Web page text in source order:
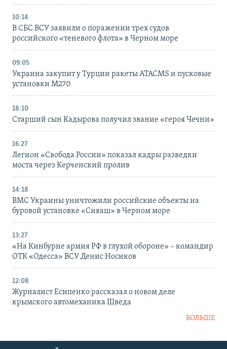
10:14
В СБС ВСУ заявили о поражении трех судов
российского «теневого флота» в Черном море
09:05
Украина закупит у Турции ракеты ATACMS и пусковые
установки M270
18:10
Старший сын Кадырова получил звание «героя Чечни»
16:27
Легион «Свобода России» показал кадры разведки
моста через Керченский пролив
14:18
ВМС Украины уничтожили российские объекты на
буровой установке «Сиваш» в Черном море
13:27
«На Кинбурне армия РФ в глухой обороне» – командир
ОТК «Одесса» ВСУ Денис Носиков
12:08
Журналист Есипенко рассказал о новом деле
крымского автомеханика Шведа
БОЛЬШЕ